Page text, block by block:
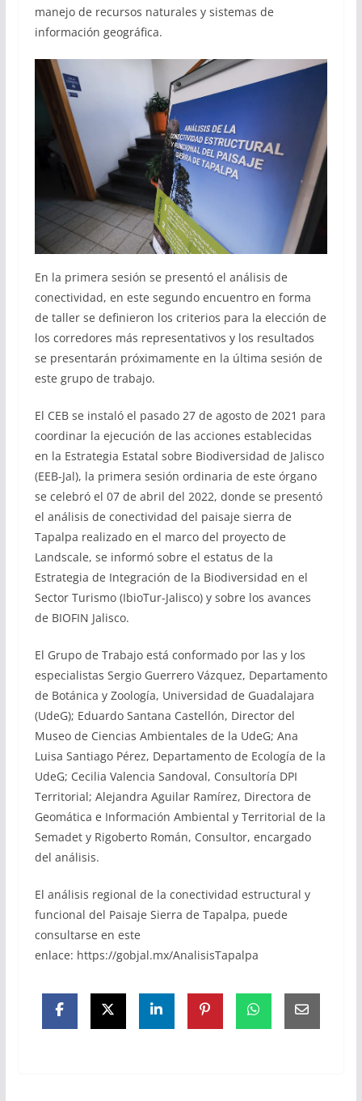
manejo de recursos naturales y sistemas de
información geográfica.
En la primera sesión se presentó el análisis de
conectividad, en este segundo encuentro en forma
de taller se definieron los criterios para la elección de
los corredores más representativos y los resultados
se presentarán próximamente en la última sesión de
este grupo de trabajo.
El CEB se instaló el pasado 27 de agosto de 2021 para
coordinar la ejecución de las acciones establecidas
en la Estrategia Estatal sobre Biodiversidad de Jalisco
(EEB-Jal), la primera sesión ordinaria de este órgano
se celebró el 07 de abril del 2022, donde se presentó
el análisis de conectividad del paisaje sierra de
Tapalpa realizado en el marco del proyecto de
Landscale, se informó sobre el estatus de la
Estrategia de Integración de la Biodiversidad en el
Sector Turismo (IbioTur-Jalisco) y sobre los avances
de BIOFIN Jalisco.
El Grupo de Trabajo está conformado por las y los
especialistas Sergio Guerrero Vázquez, Departamento
de Botánica y Zoología, Universidad de Guadalajara
(UdeG); Eduardo Santana Castellón, Director del
Museo de Ciencias Ambientales de la UdeG; Ana
Luisa Santiago Pérez, Departamento de Ecología de la
UdeG; Cecilia Valencia Sandoval, Consultoría DPI
Territorial; Alejandra Aguilar Ramírez, Directora de
Geomática e Información Ambiental y Territorial de la
Semadet y Rigoberto Román, Consultor, encargado
del análisis.
El análisis regional de la conectividad estructural y
funcional del Paisaje Sierra de Tapalpa, puede
consultarse en este
enlace: https://gobjal.mx/AnalisisTapalpa